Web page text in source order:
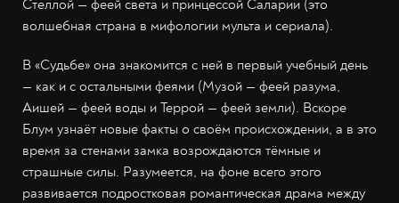
Стеллой — феей света и принцессой Саларии (это
волшебная страна в мифологии мульта и сериала).
В «Судьбе» она знакомится с ней в первый учебный день
— как и с остальными феями (Музой — феей разума,
Аишей — феей воды и Террой — феей земли). Вскоре
Блум узнаёт новые факты о своём происхождении, а в это
время за стенами замка возрождаются тёмные и
страшные силы. Разумеется, на фоне всего этого
развивается подростковая романтическая драма между